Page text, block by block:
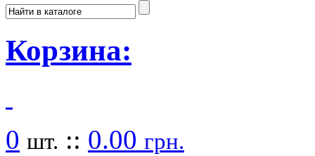
Корзина:
0 шт. :: 0.00 грн.